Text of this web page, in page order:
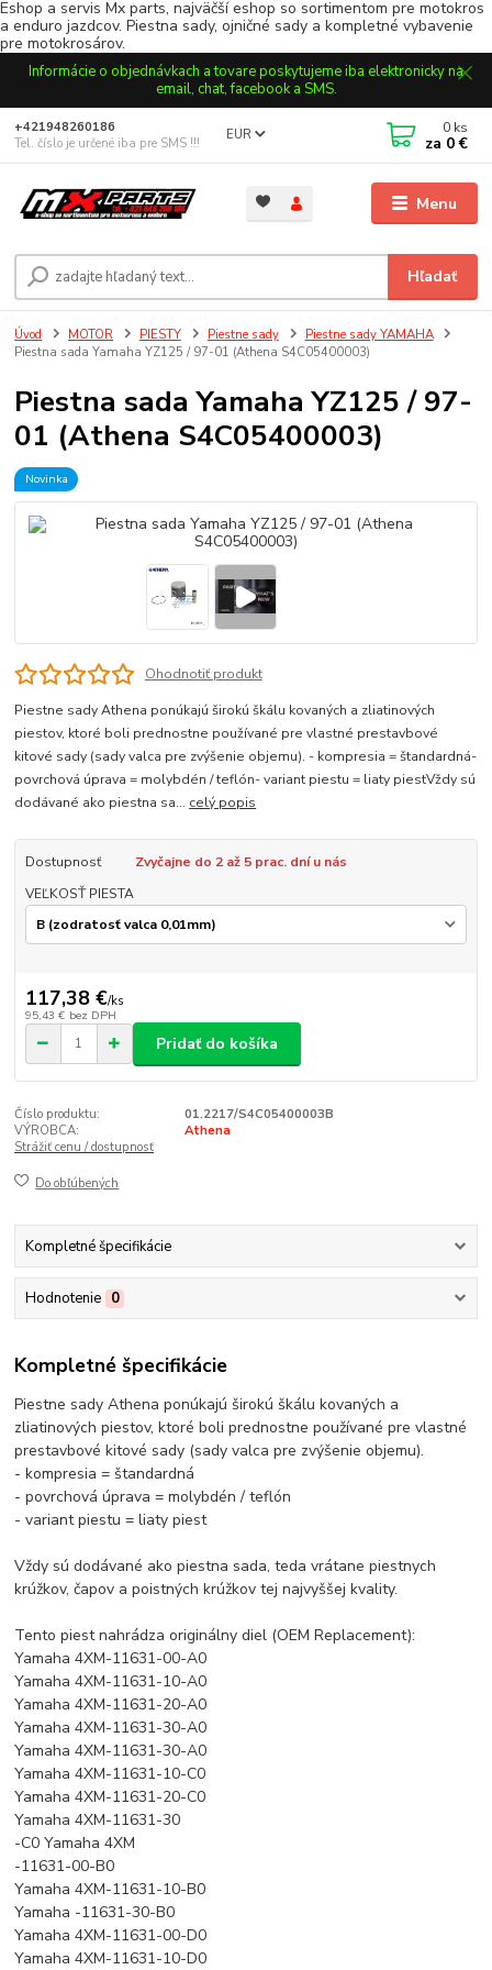
Eshop a servis Mx parts, najväčší eshop so sortimentom pre motokros
a enduro jazdcov. Piestna sady, ojničné sady a kompletné vybavenie
pre motokrosárov.
Informácie o objednávkach a tovare poskytujeme iba elektronicky na
email, chat, facebook a SMS.
Menu
EUR
Hľadať
+421948260186
Tel. číslo je určené iba pre SMS !!!
0 ks
za 0 €
Úvod MOTOR PIESTY Piestne sady
Piestne sady YAMAHA
Piestna sada Yamaha YZ125 / 97-01 (Athena S4C05400003)
Piestna sada Yamaha YZ125 / 97-
01 (Athena S4C05400003)
Novinka
Ohodnotiť produkt
Piestne sady Athena ponúkajú širokú škálu kovaných a zliatinových
piestov, ktoré boli prednostne používané pre vlastné prestavbové
kitové sady (sady valca pre zvýšenie objemu). - kompresia = štandardná-
povrchová úprava = molybdén / teflón- variant piestu = liaty piestVždy sú
dodávané ako piestna sa... celý popis
Dostupnosť
Zvyčajne do 2 až 5 prac. dní u nás
VEĽKOSŤ PIESTA
117,38 €/ks
95,43 € bez DPH
Pridať do košíka
Číslo produktu:
01.2217/S4C05400003B
VÝROBCA:
Athena
Strážiť cenu / dostupnosť
Do obľúbených
Kompletné špecifikácie
Hodnotenie 0
Kompletné špecifikácie
Piestne sady Athena ponúkajú širokú škálu kovaných a
zliatinových piestov, ktoré boli prednostne používané pre vlastné
prestavbové kitové sady (sady valca pre zvýšenie objemu).
- kompresia = štandardná
- povrchová úprava = molybdén / teflón
- variant piestu = liaty piest
Vždy sú dodávané ako piestna sada, teda vrátane piestnych
krúžkov, čapov a poistných krúžkov tej najvyššej kvality.
Tento piest nahrádza originálny diel (OEM Replacement):
Yamaha 4XM-11631-00-A0
Yamaha 4XM-11631-10-A0
Yamaha 4XM-11631-20-A0
Yamaha 4XM-11631-30-A0
Yamaha 4XM-11631-30-A0
Yamaha 4XM-11631-10-C0
Yamaha 4XM-11631-20-C0
Yamaha 4XM-11631-30
-C0 Yamaha 4XM
-11631-00-B0
Yamaha 4XM-11631-10-B0
Yamaha -11631-30-B0
Yamaha 4XM-11631-00-D0
Yamaha 4XM-11631-10-D0